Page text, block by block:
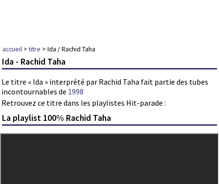
accueil >titre > Ida / Rachid Taha
Ida - Rachid Taha
Le titre « Ida » interprété par Rachid Taha fait partie des tubes
incontournables de 1998
Retrouvez ce titre dans les playlistes Hit-parade :
La playlist 100% Rachid Taha